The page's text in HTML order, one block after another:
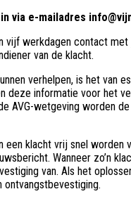
via e-mailadres
vijf werkdagen contact
van de klacht.
verhelpen, is het van
deze informatie voor het
AVG-wetgeving worden
een klacht vrij snel
Wanneer zo’n
van. Als het
ontvangstbevestiging.